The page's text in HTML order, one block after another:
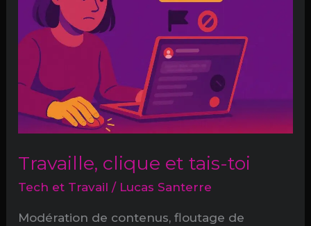
Travaille, clique et tais-toi
Tech et Travail / Lucas Santerre
Modération de contenus, floutage de